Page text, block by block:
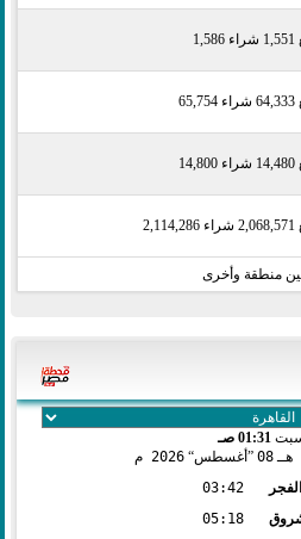
منطقة وأخرى
01:31 صـ
08 أغسطس 2026 م
الفجر
03:42
05:18